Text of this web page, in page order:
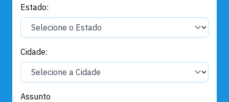
Estado:
Cidade:
Assunto